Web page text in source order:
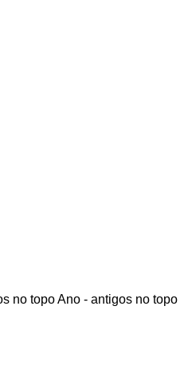
no topoAno - antigos no topo